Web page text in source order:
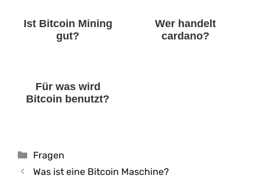
Ist Bitcoin Mining
gut?
Wer handelt
cardano?
Für was wird
Bitcoin benutzt?
Kategorien
Fragen
Was ist eine Bitcoin Maschine?